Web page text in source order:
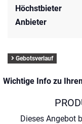
Höchstbieter
Anbieter
Gebotsverlauf
Wichtige Info zu
Dieses Angebot